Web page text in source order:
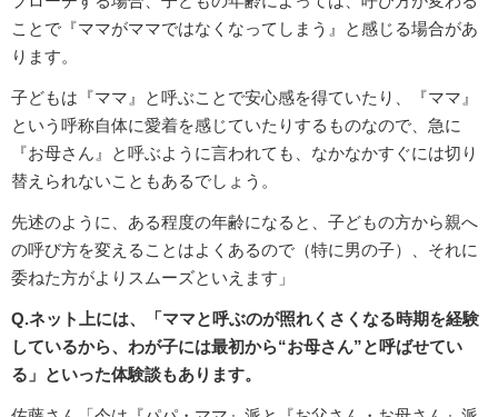
ことで『ママがママではなくなってしまう』と感じる場合があ
ります。
子どもは『ママ』と呼ぶことで安心感を得ていたり、『ママ』
という呼称自体に愛着を感じていたりするものなので、急に
『お母さん』と呼ぶように言われても、なかなかすぐには切り
替えられないこともあるでしょう。
先述のように、ある程度の年齢になると、子どもの方から親へ
の呼び方を変えることはよくあるので（特に男の子）、それに
委ねた方がよりスムーズといえます」
Q.ネット上には、「ママと呼ぶのが照れくさくなる時期を経験
しているから、わが子には最初から“お母さん”と呼ばせてい
る」といった体験談もあります。